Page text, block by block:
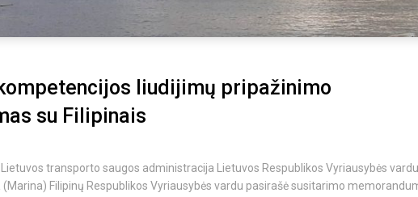
liudijimų pripažinimo
su Filipinais
transporto saugos administracija Lietuvos Respublikos Vyriausybės
Filipinų Respublikos Vyriausybės vardu pasirašė susitarimo